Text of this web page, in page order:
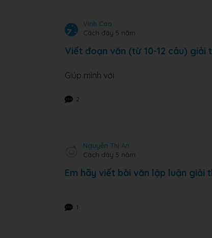
Vinh Cao
Cách đây 5 năm
Viết đoạn văn (từ 10-12 câu) giải
Giúp mình với
2
Nguyễn Thị An
Cách đây 5 năm
Em hãy viết bài văn lập luận
1